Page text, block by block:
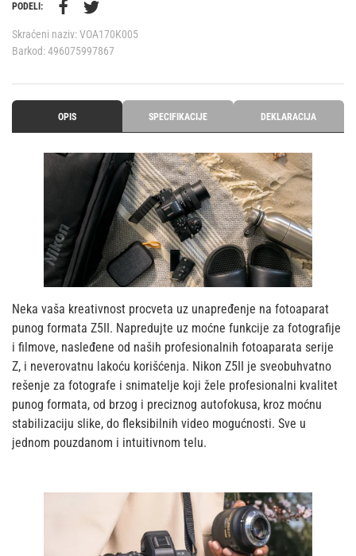
PODELI:
Skraćeni naziv:VOA170K005
Barkod:496075997867
OPIS SPECIFIKACIJE DEKLARACIJA
Neka vaša kreativnost procveta uz unapređenje na fotoaparat
punog formata Z5II. Napredujte uz moćne funkcije za fotografije
i filmove, nasleđene od naših profesionalnih fotoaparata serije
Z, i neverovatnu lakoću korišćenja. Nikon Z5II je sveobuhvatno
rešenje za fotografe i snimatelje koji žele profesionalni kvalitet
punog formata, od brzog i preciznog autofokusa, kroz moćnu
stabilizaciju slike, do fleksibilnih video mogućnosti. Sve u
jednom pouzdanom i intuitivnom telu.